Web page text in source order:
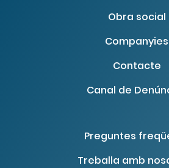
Obra social
Companyies
Contacte
Canal de
Preguntes
Treballa amb